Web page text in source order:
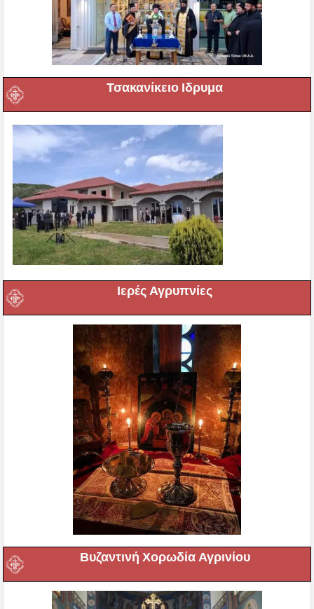
Τσακανίκειο Ιδρυμα
Ιερές Αγρυπνίες
Βυζαντινή Χορωδία Αγρινίου